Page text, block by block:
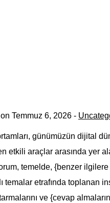
on Temmuz 6, 2026 -
günümüzün dijital
etkili araçlar arasında yer
temelde, {benzer
temalar etrafında toplanan
ve {cevap